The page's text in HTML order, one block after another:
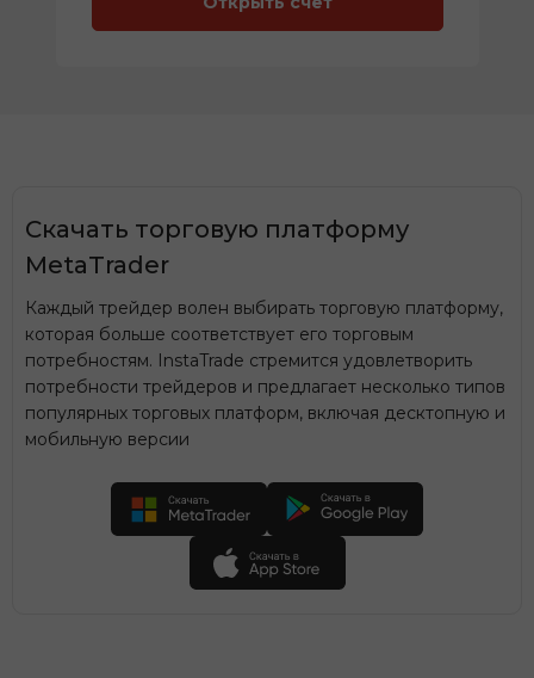
Скачать торговую платформу
MetaTrader
Каждый трейдер волен выбирать торговую платформу,
которая больше соответствует его торговым
потребностям. InstaTrade стремится удовлетворить
потребности трейдеров и предлагает несколько типов
популярных торговых платформ, включая десктопную и
мобильную версии